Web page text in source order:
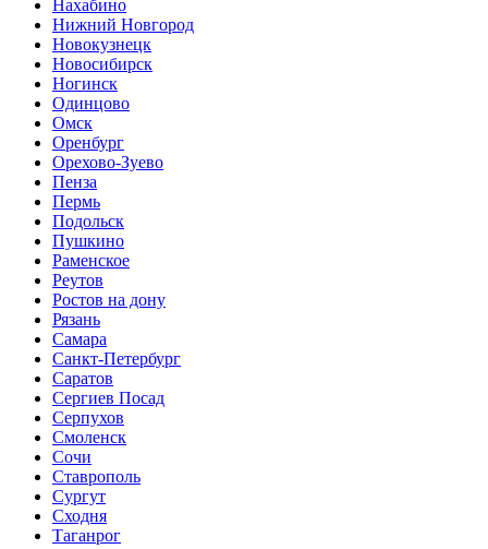
Нахабино
Нижний Новгород
Новокузнецк
Новосибирск
Ногинск
Одинцово
Омск
Оренбург
Орехово-Зуево
Пенза
Пермь
Подольск
Пушкино
Раменское
Реутов
Ростов на дону
Рязань
Самара
Санкт-Петербург
Саратов
Сергиев Посад
Серпухов
Смоленск
Сочи
Ставрополь
Сургут
Сходня
Таганрог